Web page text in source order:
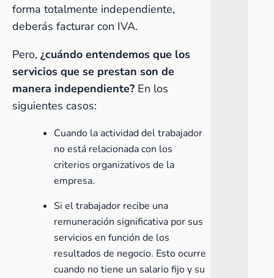
forma totalmente independiente,
deberás facturar con IVA.
Pero, ¿cuándo entendemos que los
servicios que se prestan son de
manera independiente? En los
siguientes casos:
Cuando la actividad del trabajador
no está relacionada con los
criterios organizativos de la
empresa.
Si el trabajador recibe una
remuneración significativa por sus
servicios en función de los
resultados de negocio. Esto ocurre
cuando no tiene un salario fijo y su